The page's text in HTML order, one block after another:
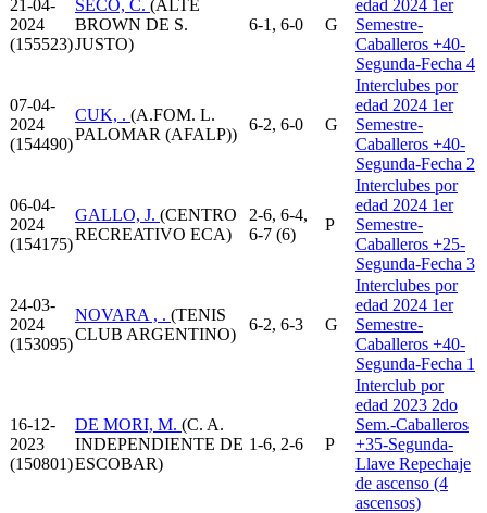
21-04-
2024
(155523)
SECO, C. (ALTE
BROWN DE S.
JUSTO)
6-1, 6-0 G
edad 2024 1er
Semestre-
Caballeros +40-
Segunda-Fecha 4
07-04-
2024
(154490)
CUK, . (A.FOM. L.
PALOMAR (AFALP))
6-2, 6-0 G
Interclubes por
edad 2024 1er
Semestre-
Caballeros +40-
Segunda-Fecha 2
06-04-
2024
(154175)
GALLO, J. (CENTRO
RECREATIVO ECA)
2-6, 6-4,
6-7 (6)
P
Interclubes por
edad 2024 1er
Semestre-
Caballeros +25-
Segunda-Fecha 3
24-03-
2024
(153095)
NOVARA , . (TENIS
CLUB ARGENTINO)
6-2, 6-3 G
Interclubes por
edad 2024 1er
Semestre-
Caballeros +40-
Segunda-Fecha 1
16-12-
2023
(150801)
DE MORI, M. (C. A.
INDEPENDIENTE DE
ESCOBAR)
1-6, 2-6 P
Interclub por
edad 2023 2do
Sem.-Caballeros
+35-Segunda-
Llave Repechaje
de ascenso (4
ascensos)